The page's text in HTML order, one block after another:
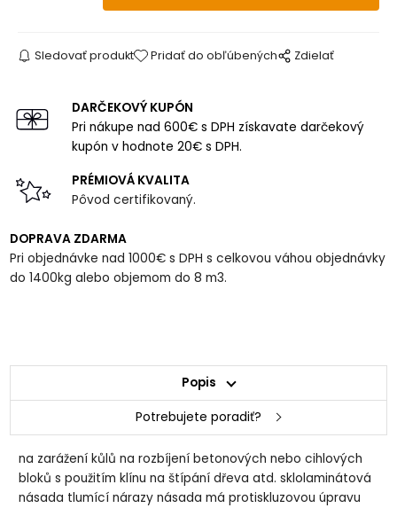
Sledovať produkt Pridať do obľúbených Zdielať
DARČEKOVÝ KUPÓN
Pri nákupe nad 600€ s DPH získavate darčekový
kupón v hodnote 20€ s DPH.
PRÉMIOVÁ KVALITA
Pôvod certifikovaný.
DOPRAVA ZDARMA
Pri objednávke nad 1000€ s DPH s celkovou váhou objednávky
do 1400kg alebo objemom do 8 m3.
Popis
Potrebujete poradiť?
na zarážení kůlů na rozbíjení betonových nebo cihlových
bloků s použitím klínu na štípání dřeva atd. sklolaminátová
násada tlumící nárazy násada má protiskluzovou úpravu